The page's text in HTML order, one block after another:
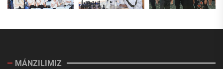
MÁNZILIMIZ